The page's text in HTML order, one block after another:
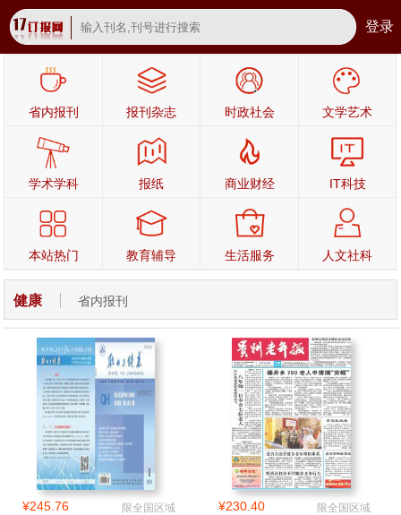
登录
省内报刊 报刊杂志 时政社会 文学艺术
学术学科 报纸 商业财经 IT科技
本站热门 教育辅导 生活服务 人文社科
健康 省内报刊
¥245.76
限全国区域
¥230.40
限全国区域